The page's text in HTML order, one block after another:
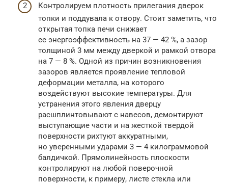
Контролируем плотность прилегания дверок
топки и поддувала к отвору. Стоит заметить, что
открытая топка печи снижает
ее энергоэффективность на 37 — 42 %, а зазор
толщиной 3 мм между дверкой и рамкой отвора
на 7 — 8 %. Одной из причин возникновения
зазоров является проявление тепловой
деформации металла, на которого
воздействуют высокие температуры. Для
устранения этого явления дверцу
расшплинтовывают с навесов, демонтируют
выступающие части и на жесткой твердой
поверхности рихтуют аккуратными,
но уверенными ударами 3 — 4 килограммовой
балдичкой. Прямолинейность плоскости
контролируют на любой поверочной
поверхности, к примеру, листе стекла или